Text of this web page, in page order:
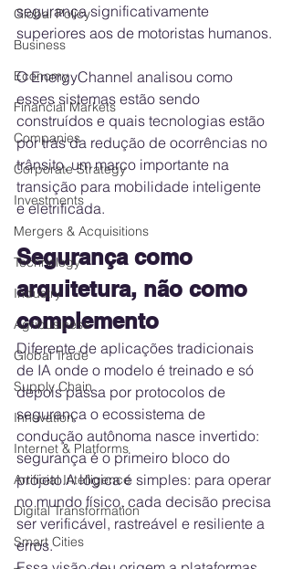
Global Policy
Business
Economy
Financial Markets
Companies
Corporate Strategy
Investments
Mergers & Acquisitions
Technology
Industry
Agribusiness
Global Trade
Supply Chain
Innovation
Internet & Platforms
Artificial Intelligence
Digital Transformation
Smart Cities
segurança significativamente
superiores aos de motoristas humanos.
O EnergyChannel analisou como
esses sistemas estão sendo
construídos e quais tecnologias estão
por trás da redução de ocorrências no
trânsito, um marco importante na
transição para mobilidade inteligente
e eletrificada.
Segurança como
arquitetura, não como
complemento
Diferente de aplicações tradicionais
de IA onde o modelo é treinado e só
depois passa por protocolos de
segurança o ecossistema de
condução autônoma nasce invertido:
segurança é o primeiro bloco do
projeto.A lógica é simples: para operar
no mundo físico, cada decisão precisa
ser verificável, rastreável e resiliente a
erros.